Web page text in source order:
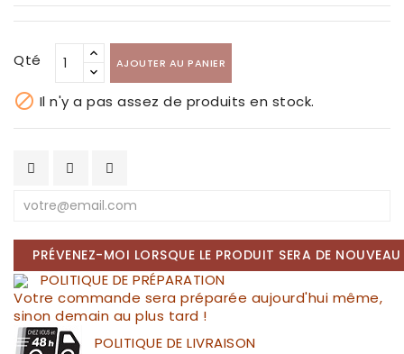
Qté AJOUTER AU PANIER
 Il n'y a pas assez de produits en stock.
PRÉVENEZ-MOI LORSQUE LE PRODUIT SERA DE
POLITIQUE DE PRÉPARATION
Votre commande sera préparée aujourd'hui même,
sinon demain au plus tard !
POLITIQUE DE LIVRAISON